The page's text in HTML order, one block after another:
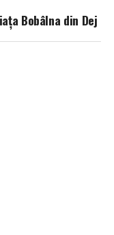
Bobâlna din Dej